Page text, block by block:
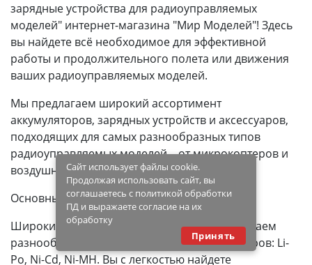
зарядные устройства для радиоуправляемых
моделей" интернет-магазина "Мир Моделей"! Здесь
вы найдете всё необходимое для эффективной
работы и продолжительного полета или движения
ваших радиоуправляемых моделей.
Мы предлагаем широкий ассортимент
аккумуляторов, зарядных устройств и аксессуаров,
подходящих для самых разнообразных типов
радиоуправляемых моделей – от микрокоптеров и
воздушных змеев до автомобилей и лодок.
Основные преимущества нашего раздела:
Широкий выбор аккумуляторов. Мы предлагаем
разнообразие ёмкостей и типов аккумуляторов: Li-
Po, Ni-Cd, Ni-MH. Вы с легкостью найдете
Сайт использует файлы cookie.
Продолжая использовать сайт, вы
соглашаетесь с политикой обработки
ПД и выражаете согласие на их
обработку
Принять